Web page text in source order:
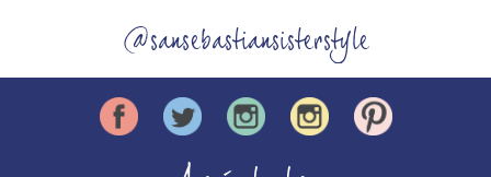
@sansebastiansisterstyle